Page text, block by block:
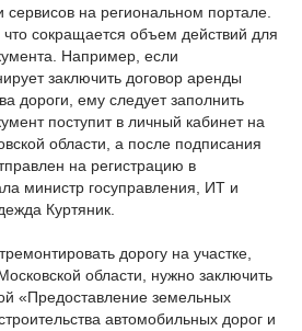
сервисов на региональном портале.
что сокращается объем действий для
Например, если
заключить договор аренды
дороги, ему следует заполнить
поступит в личный кабинет на
области, а после подписания
на регистрацию в
министр госуправления, ИТ и
Куртяник.
дорогу на участке,
области, нужно заключить
«Предоставление земельных
автомобильных дорог и